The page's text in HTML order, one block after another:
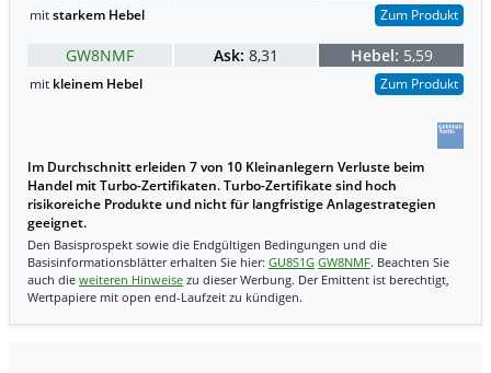
mitstarkem Hebel Zum Produkt
GW8NMF Ask: 8,31 Hebel: 5,59
mit kleinem Hebel Zum Produkt
Im Durchschnitt erleiden 7 von 10 Kleinanlegern Verluste beim
Handel mit Turbo-Zertifikaten. Turbo-Zertifikate sind hoch
risikoreiche Produkte und nicht für langfristige Anlagestrategien
geeignet.
Den Basisprospekt sowie die Endgültigen Bedingungen und die
Basisinformationsblätter erhalten Sie hier: GU8S1G GW8NMF. Beachten Sie
auch die weiteren Hinweise zu dieser Werbung. Der Emittent ist berechtigt,
Wertpapiere mit open end-Laufzeit zu kündigen.